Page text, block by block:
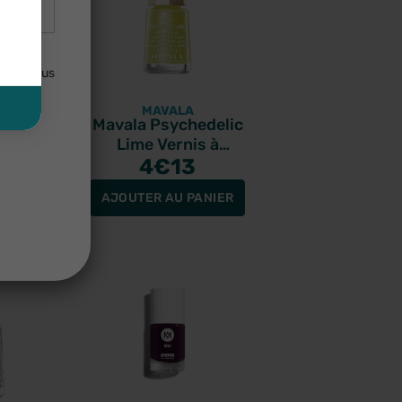
MAVALA
Mavala Psychedelic
Lime Vernis à
ongles jaune 5ml
4€13
AJOUTER AU PANIER
Vous